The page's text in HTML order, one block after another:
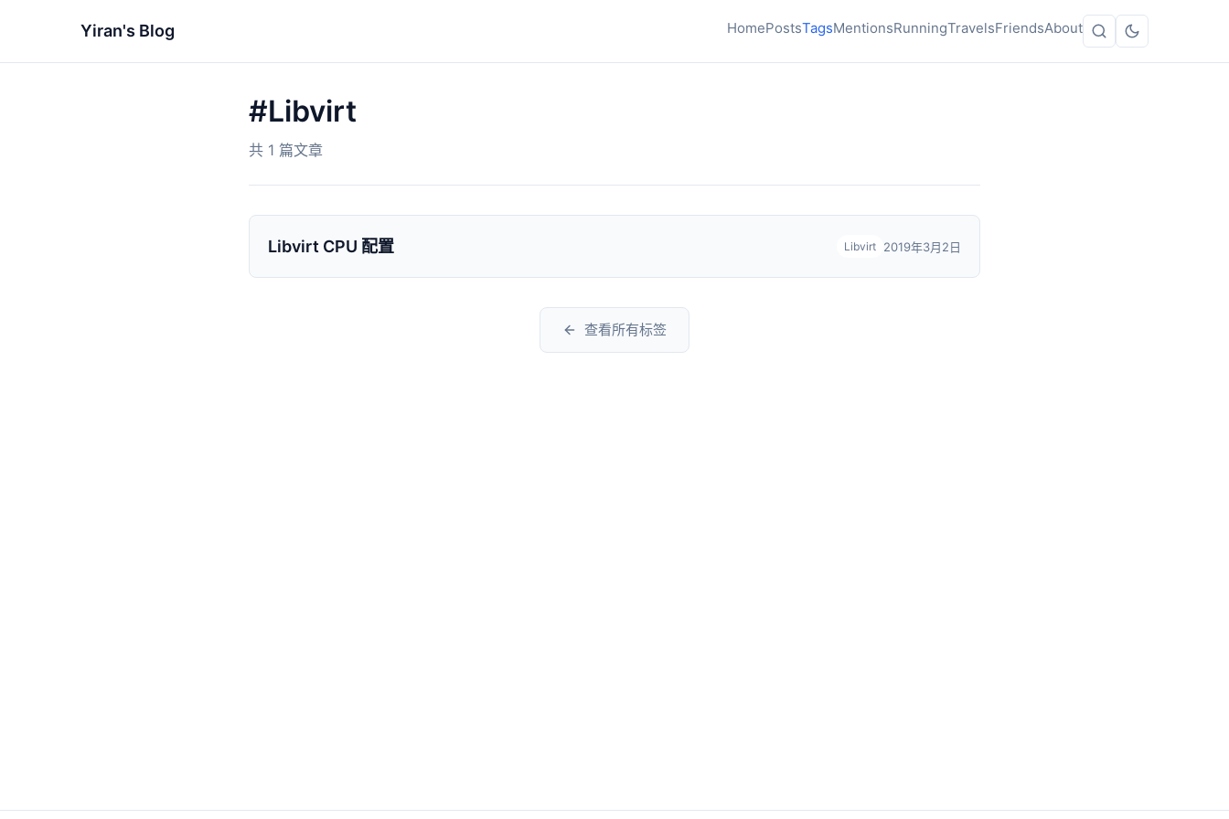
Yiran's Blog HomePostsTagsMentionsRunningTravelsFriendsAbout
#Libvirt
共 1 篇文章
Libvirt CPU 配置 Libvirt 2019年3月2日
查看所有标签